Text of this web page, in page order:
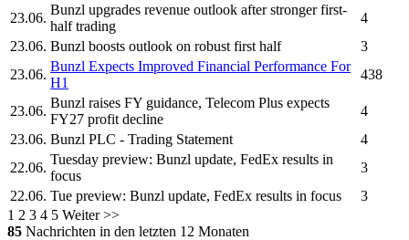
23.06.
Bunzl upgrades revenue outlook after stronger first-
half trading
4
23.06. Bunzl boosts outlook on robust first half
3
23.06.
Bunzl Expects Improved Financial Performance For
H1
438
23.06.
Bunzl raises FY guidance, Telecom Plus expects
FY27 profit decline
4
23.06. Bunzl PLC - Trading Statement
4
22.06.
Tuesday preview: Bunzl update, FedEx results in
focus
3
22.06. Tue preview: Bunzl update, FedEx results in focus
3
1 2 3 4 5 Weiter >>
85 Nachrichten in den letzten 12 Monaten